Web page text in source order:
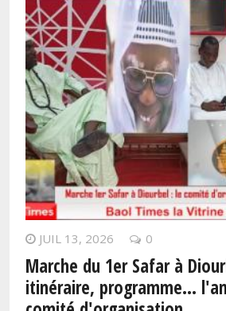
JUIL 13, 2026 0
Marche du 1er Safar à
itinéraire, programme…